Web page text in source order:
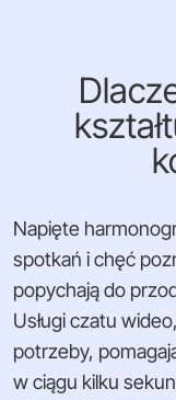
Napięte
spotkań i chęć
popychają do
Usługi czatu
potrzeby,
w ciągu kilku